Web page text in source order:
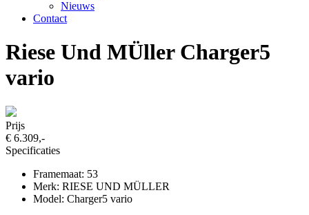
Nieuws
Contact
Riese Und MÜller Charger5
vario
Prijs
€ 6.309,-
Specificaties
Framemaat: 53
Merk: RIESE UND MÜLLER
Model: Charger5 vario